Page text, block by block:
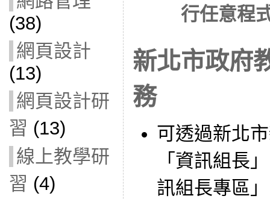
(38)
網頁設計
(13)
網頁設計研
習 (13)
線上教學研
習 (4)
行任意程
新北市政府
務
可透過新北
「資訊組長
訊組長專區